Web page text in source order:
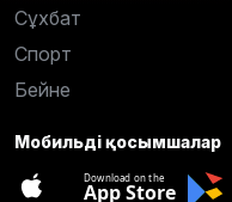
Сұхбат
Спорт
Бейне
Мобильді қосымшалар
Download on the
App Store